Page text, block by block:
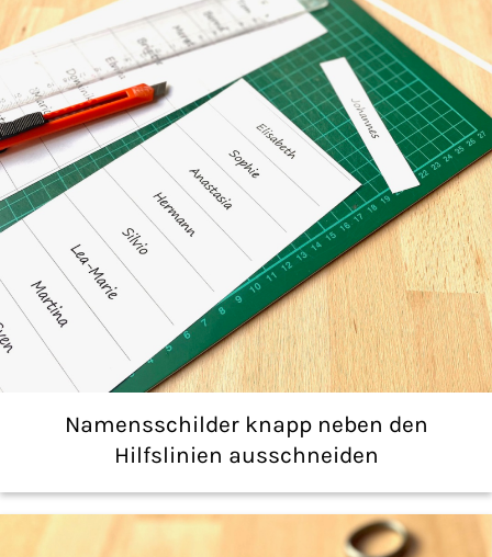
Namensschilder knapp neben den
Hilfslinien ausschneiden